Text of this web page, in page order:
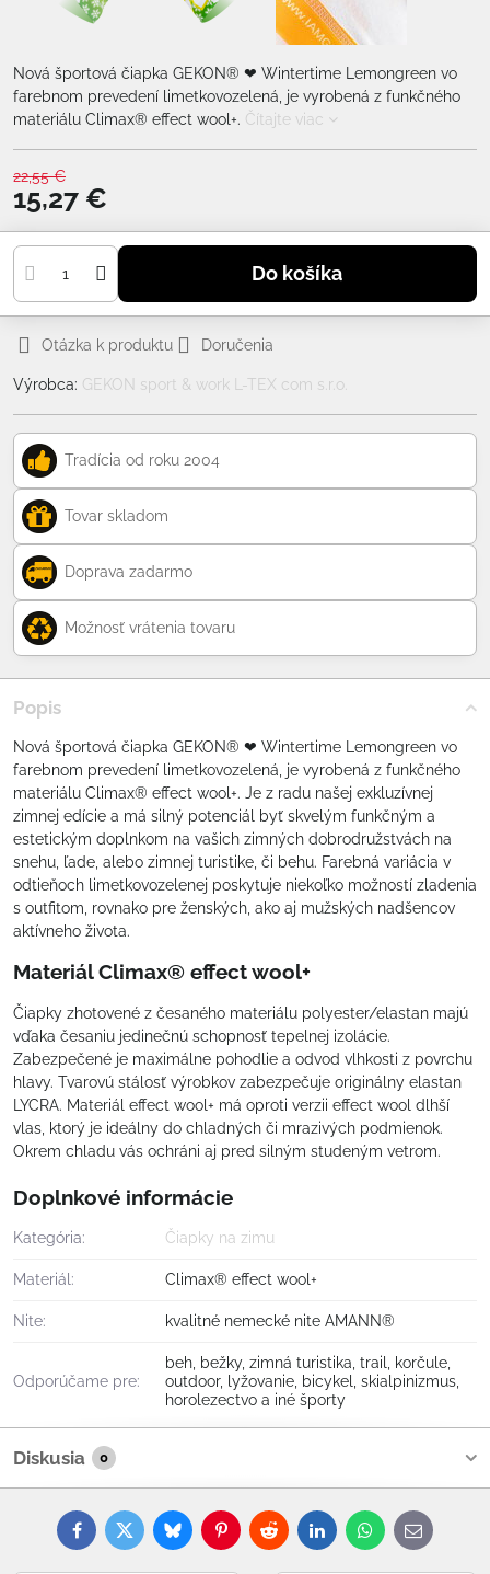
Nová športová čiapka GEKON® ❤ Wintertime Lemongreen vo
farebnom prevedení limetkovozelená, je vyrobená z funkčného
materiálu Climax® effect wool+. Čítajte viac
22,55 €
15,27 €
Do košíka
Otázka k produktu Doručenia
Výrobca: GEKON sport & work L-TEX com s.r.o.
Tradícia od roku 2004
Tovar skladom
Doprava zadarmo
Možnosť vrátenia tovaru
Popis
Nová športová čiapka GEKON® ❤ Wintertime Lemongreen vo
farebnom prevedení limetkovozelená, je vyrobená z funkčného
materiálu Climax® effect wool+. Je z radu našej exkluzívnej
zimnej edície a má silný potenciál byť skvelým funkčným a
estetickým doplnkom na vašich zimných dobrodružstvách na
snehu, ľade, alebo zimnej turistike, či behu. Farebná variácia v
odtieňoch limetkovozelenej poskytuje niekoľko možností zladenia
s outfitom, rovnako pre ženských, ako aj mužských nadšencov
aktívneho života.
Materiál Climax® effect wool+
Čiapky zhotovené z česaného materiálu polyester/elastan majú
vďaka česaniu jedinečnú schopnosť tepelnej izolácie.
Zabezpečené je maximálne pohodlie a odvod vlhkosti z povrchu
hlavy. Tvarovú stálosť výrobkov zabezpečuje originálny elastan
LYCRA. Materiál effect wool+ má oproti verzii effect wool dlhší
vlas, ktorý je ideálny do chladných či mrazivých podmienok.
Okrem chladu vás ochráni aj pred silným studeným vetrom.
Doplnkové informácie
Kategória: Čiapky na zimu
Materiál: Climax® effect wool+
Nite: kvalitné nemecké nite AMANN®
Odporúčame pre:
beh, bežky, zimná turistika, trail, korčule,
outdoor, lyžovanie, bicykel, skialpinizmus,
horolezectvo a iné športy
Diskusia 0
FacebookTwitterBlueskyPinterestRedditLinkedInWhatsApp
E-
mail